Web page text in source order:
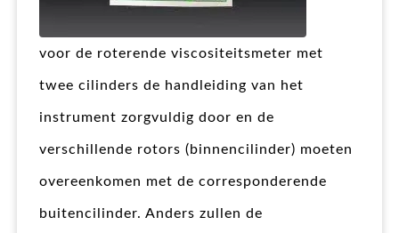
voor de roterende viscositeitsmeter met
twee cilinders de handleiding van het
instrument zorgvuldig door en de
verschillende rotors (binnencilinder) moeten
overeenkomen met de corresponderende
buitencilinder. Anders zullen de